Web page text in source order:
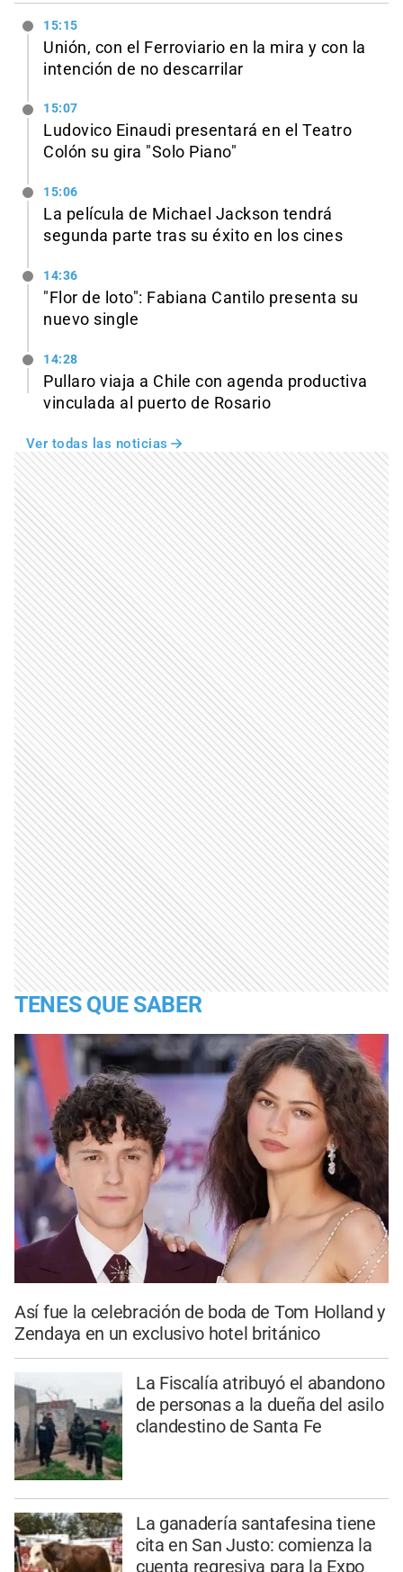
15:15
Unión, con el Ferroviario en la mira y con la
intención de no descarrilar
15:07
Ludovico Einaudi presentará en el Teatro
Colón su gira "Solo Piano"
15:06
La película de Michael Jackson tendrá
segunda parte tras su éxito en los cines
14:36
"Flor de loto": Fabiana Cantilo presenta su
nuevo single
14:28
Pullaro viaja a Chile con agenda productiva
vinculada al puerto de Rosario
Ver todas las noticias
TENES QUE SABER
Así fue la celebración de boda de Tom Holland y
Zendaya en un exclusivo hotel británico
La Fiscalía atribuyó el abandono
de personas a la dueña del asilo
clandestino de Santa Fe
La ganadería santafesina tiene
cita en San Justo: comienza la
cuenta regresiva para la Expo